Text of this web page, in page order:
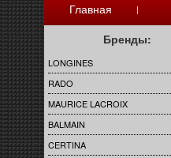
Главная
|
Бренды:
LONGINES
RADO
MAURICE LACROIX
BALMAIN
CERTINA